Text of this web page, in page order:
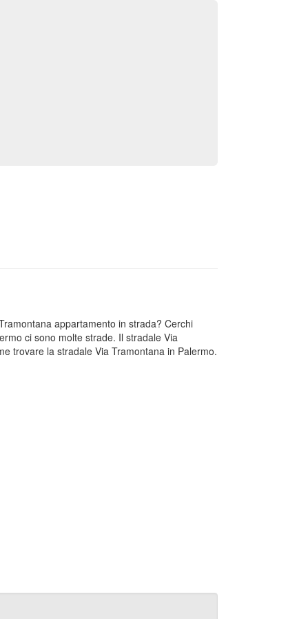
appartamento in strada? Cerchi
ci sono molte strade. Il stradale Via
trovare la stradale Via Tramontana in Palermo.